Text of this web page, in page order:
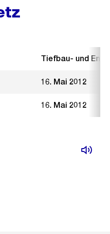
Tiefbau- und
16. Mai 2012
16. Mai 2012